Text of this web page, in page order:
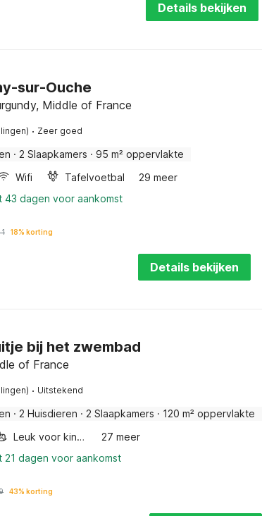
Details bekijken
sur-Ouche
Middle of France
· Zeer goed
· 2 Slaapkamers · 95 m² oppervlakte
Wifi Tafelvoetbal
29 meer
43 dagen voor aankomst
18% korting
Details bekijken
bij het zwembad
of France
· Uitstekend
· 2 Huisdieren · 2 Slaapkamers · 120 m² oppervlakte
Leuk voor kinderen
27 meer
21 dagen voor aankomst
43% korting